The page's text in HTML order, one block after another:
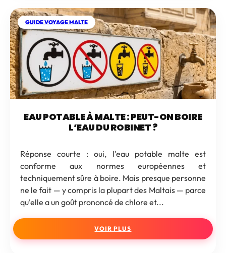
GUIDE VOYAGE MALTE
EAU POTABLE À MALTE : PEUT-ON BOIRE
L’EAU DU ROBINET ?
Réponse courte : oui, l'eau potable malte est
conforme aux normes européennes et
techniquement sûre à boire. Mais presque personne
ne le fait — y compris la plupart des Maltais — parce
qu'elle a un goût prononcé de chlore et...
VOIR PLUS